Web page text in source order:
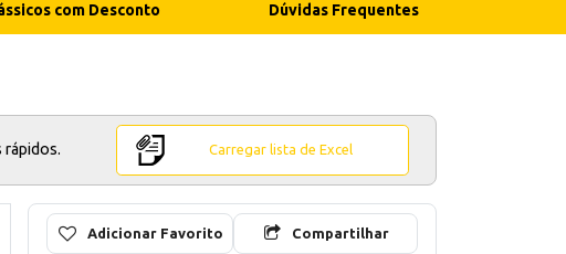
com Desconto Dúvidas Frequentes
rápidos. Carregar lista de Excel
Adicionar Favorito Compartilhar